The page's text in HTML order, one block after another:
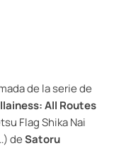
de la serie de
All Routes
Flag Shika Nai
deSatoru